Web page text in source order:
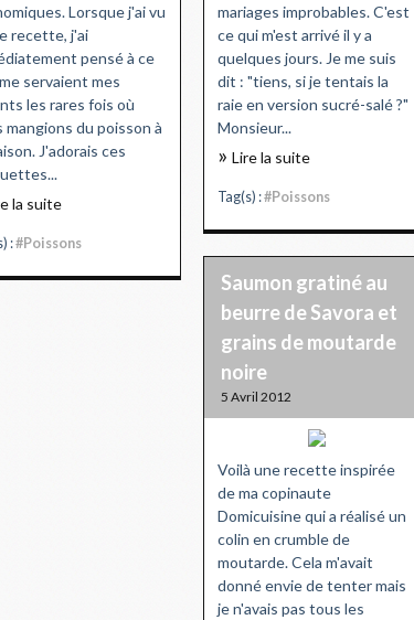
mariages improbables. C'est
ce qui m'est arrivé il y a
quelques jours. Je me suis
dit : "tiens, si je tentais la
raie en version sucré-salé ?"
Monsieur...
Lire la suite
Tag(s) :#Poissons
Lorsque j'ai vu
recette, j'ai
pensé à ce
servaient mes
les rares fois où
mangions du poisson à
J'adorais ces
la suite
:#Poissons
Saumon gratiné au
beurre de Savora et
grains de moutarde
noire
5 Avril 2012
Voilà une recette inspirée
de ma copinaute
Domicuisine qui a réalisé un
colin en crumble de
moutarde. Cela m'avait
donné envie de tenter mais
je n'avais pas tous les